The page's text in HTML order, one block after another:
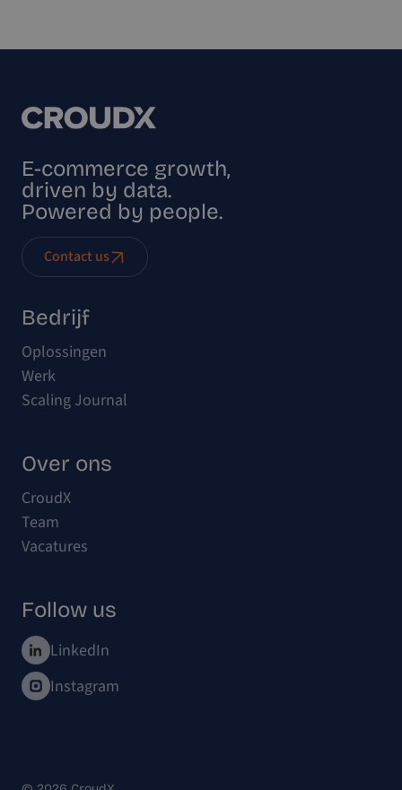
E-commerce growth,
driven by data.
Powered by people.
Contact us
Bedrijf
Oplossingen
Werk
Scaling Journal
Over ons
CroudX
Team
Vacatures
Follow us
LinkedIn
Instagram